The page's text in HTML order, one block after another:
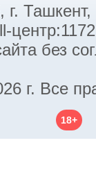
г.
без
г. Все
18+